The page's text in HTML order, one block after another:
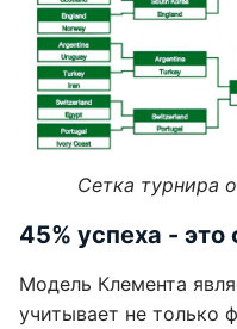
Сетка турнира
45% успеха - это
Модель Клемента
учитывает не только